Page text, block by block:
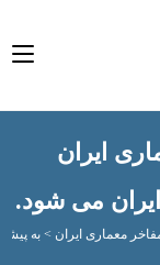
می شود.
ایران > به پیشنهاد